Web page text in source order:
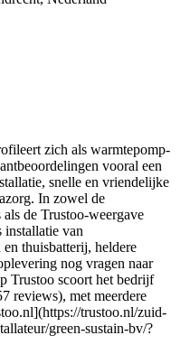
zich als warmtepomp-
vooral een
snelle en vriendelijke
In zowel de
de Trustoo-weergave
installatie van
thuisbatterij, heldere
nog vragen naar
Trustoo scoort het bedrijf
reviews), met meerdere
trustoo.nl/zuid-
green-sustain-bv/?